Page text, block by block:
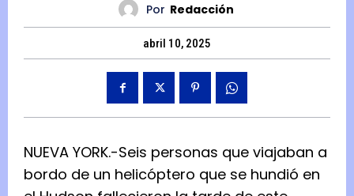
Por Redacción
abril 10, 2025
NUEVA YORK.-Seis personas que viajaban a
bordo de un helicóptero que se hundió en